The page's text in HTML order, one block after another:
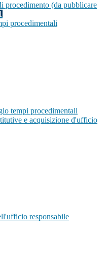
procedimento (da pubblicare
procedimentali
tempi procedimentali
e acquisizione d'ufficio
responsabile